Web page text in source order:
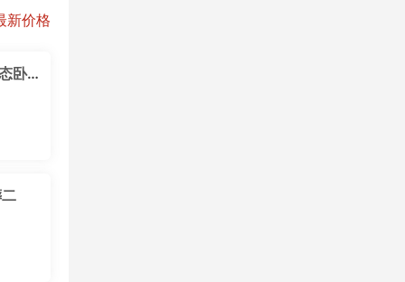
新价格
生态园C区生态卧碑